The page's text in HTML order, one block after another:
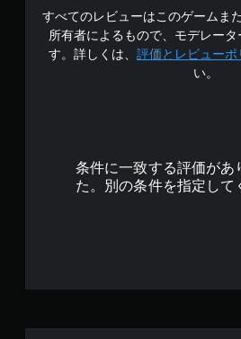
すべてのレビューはこのゲームま
所有者によるもので、モデレー
す。詳しくは、 評価とレビューポ
い。
条件に一致する評価があ
た。別の条件を指定して